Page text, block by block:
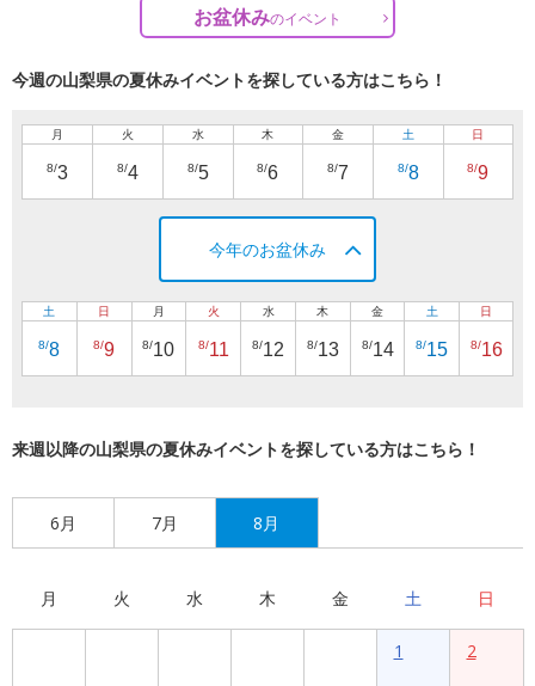
お盆休みのイベント
今週の山梨県の夏休みイベントを探している方はこちら！
月
8/3
火
8/4
水
8/5
木
8/6
金
8/7
土
8/8
日
8/9
今年のお盆休み
土
8/8
日
8/9
月
8/10
火
8/11
水
8/12
木
8/13
金
8/14
土
8/15
日
8/16
来週以降の山梨県の夏休みイベントを探している方はこちら！
6月 7月 8月
月 火 水 木 金 土 日
1 2